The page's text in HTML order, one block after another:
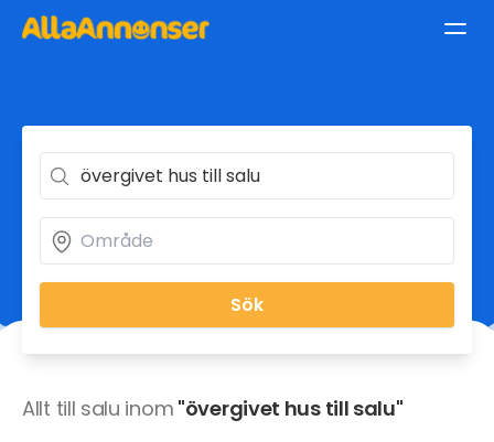
Sök
Allt till salu inom "övergivet hus till salu"